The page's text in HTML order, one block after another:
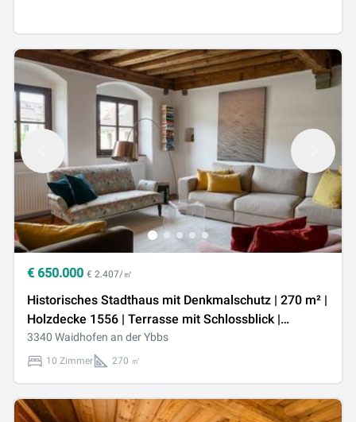
€ 650.000 € 2.407/㎡
Historisches Stadthaus mit Denkmalschutz | 270 m² |
Holzdecke 1556 | Terrasse mit Schlossblick |
Waidhofen an der Ybbs
3340 Waidhofen an der Ybbs
10 Zimmer 270 ㎡